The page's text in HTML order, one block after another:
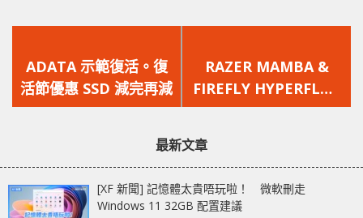
一
篇
文
ADATA 示範復活。復
活節優惠 SSD 減完再減
一
篇
文
RAZER MAMBA &
FIREFLY HYPERFLUX
– 真無線滑鼠兼玩 RGB
最新文章
[XF 新聞] 記憶體太貴唔玩啦！ 微軟刪走
Windows 11 32GB 配置建議